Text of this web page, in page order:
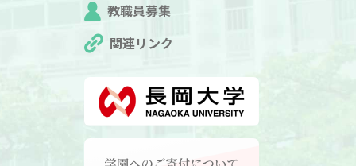
教職員募集
関連リンク